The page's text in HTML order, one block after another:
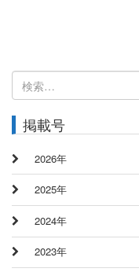
索:
掲載号
2026年
2025年
2024年
2023年